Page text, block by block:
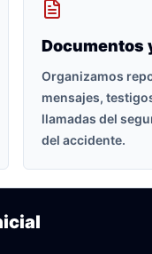
Documentos
Organizamos
mensajes,
llamadas del
del accidente.